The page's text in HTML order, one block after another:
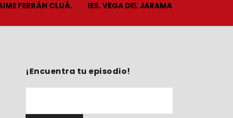
FERRÁN CLUÁ. IES. VEGA DEL JARAMA
¡Encuentra tu episodio!